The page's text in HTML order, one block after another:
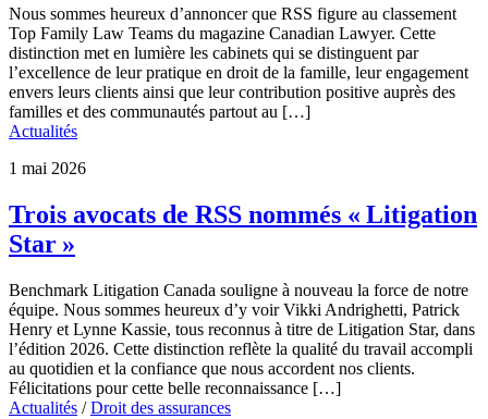
Nous sommes heureux d’annoncer que RSS figure au classement
Top Family Law Teams du magazine Canadian Lawyer. Cette
distinction met en lumière les cabinets qui se distinguent par
l’excellence de leur pratique en droit de la famille, leur engagement
envers leurs clients ainsi que leur contribution positive auprès des
familles et des communautés partout au […]
Actualités
1 mai 2026
Trois avocats de RSS nommés « Litigation
Star »
Benchmark Litigation Canada souligne à nouveau la force de notre
équipe. Nous sommes heureux d’y voir Vikki Andrighetti, Patrick
Henry et Lynne Kassie, tous reconnus à titre de Litigation Star, dans
l’édition 2026. Cette distinction reflète la qualité du travail accompli
au quotidien et la confiance que nous accordent nos clients.
Félicitations pour cette belle reconnaissance […]
Actualités /Droit des assurances